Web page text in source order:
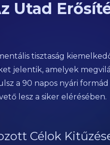
Utad
tisztaság
jelentik, amelyek
a 90 napos nyári
lesz a siker elérésében.
Célok